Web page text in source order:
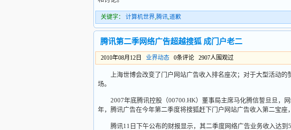
关键字： 计算机世界,腾讯,道歉
腾讯第二季网络广告超越搜狐 成门户老二
2010年08月12日 业界动态 0条评论 2907人围观过
上海世博会改变了门户网站广告收入排名座次；对于大型活动的
场。
2007年底腾讯控股（00700.HK）董事局主席马化腾信誓旦旦，
年，腾讯广告在今年第二季度将搜狐赶下门户网站广告收入第二宝座
腾讯11日下午公布的财报显示，其二季度网络广告业务收入达到